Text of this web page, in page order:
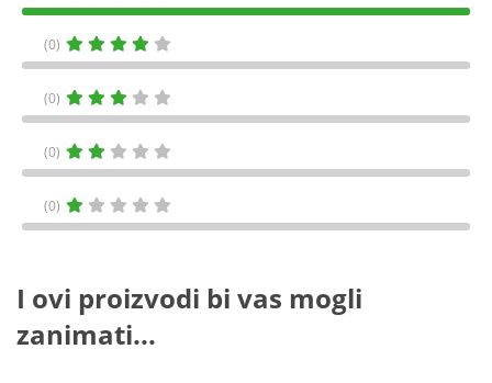
(0)
(0)
(0)
(0)
I ovi proizvodi bi vas mogli
zanimati...